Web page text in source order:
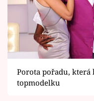
Horoskopy
Sledujte prima+
Filmový
Pořady
Porota pořadu, která
topmodelku